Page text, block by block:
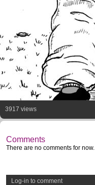
3917 views
Comments
There are no comments for now.
Log-in to comment